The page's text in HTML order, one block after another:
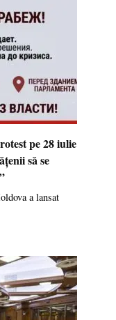
pe 28 iulie
să se
a lansat